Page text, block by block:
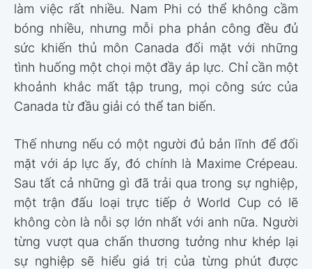
làm việc rất nhiều. Nam Phi có thể không cầm
bóng nhiều, nhưng mỗi pha phản công đều đủ
sức khiến thủ môn Canada đối mặt với những
tình huống một chọi một đầy áp lực. Chỉ cần một
khoảnh khắc mất tập trung, mọi công sức của
Canada từ đầu giải có thể tan biến.
Thế nhưng nếu có một người đủ bản lĩnh để đối
mặt với áp lực ấy, đó chính là Maxime Crépeau.
Sau tất cả những gì đã trải qua trong sự nghiệp,
một trận đấu loại trực tiếp ở World Cup có lẽ
không còn là nỗi sợ lớn nhất với anh nữa. Người
từng vượt qua chấn thương tưởng như khép lại
sự nghiệp sẽ hiểu giá trị của từng phút được